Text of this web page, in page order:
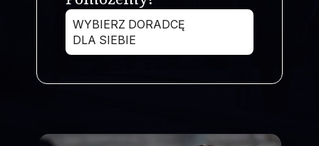
WYBIERZ DORADCĘ
DLA SIEBIE